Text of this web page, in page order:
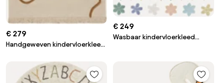
€ 279
Handgeweven kindervloerkleed
€ 249
Wasbaar kindervloerkleed